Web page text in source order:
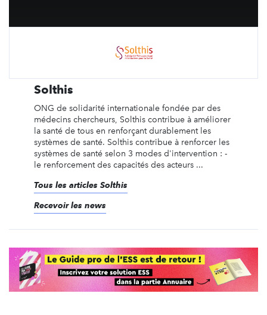
Solthis
ONG de solidarité internationale fondée par des
médecins chercheurs, Solthis contribue à améliorer
la santé de tous en renforçant durablement les
systèmes de santé. Solthis contribue à renforcer les
systèmes de santé selon 3 modes d'intervention : -
le renforcement des capacités des acteurs ...
Tous les articles Solthis
Recevoir les news